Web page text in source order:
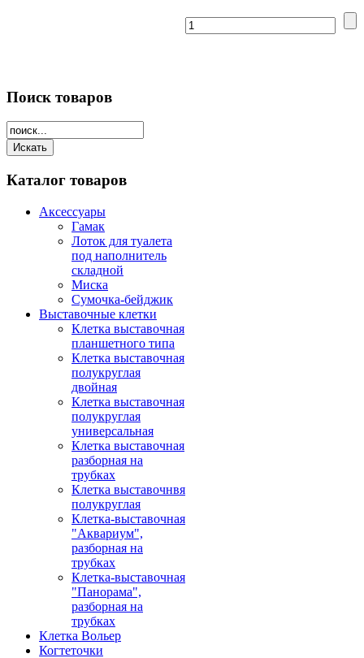
Поиск товаров
Каталог товаров
Аксессуары
Гамак
Лоток для туалета
под наполнитель
складной
Миска
Сумочка-бейджик
Выставочные клетки
Клетка выставочная
планшетного типа
Клетка выставочная
полукруглая
двойная
Клетка выставочная
полукруглая
универсальная
Клетка выставочная
разборная на
трубках
Клетка выставочнвя
полукруглая
Клетка-выставочная
"Аквариум",
разборная на
трубках
Клетка-выставочная
"Панорама",
разборная на
трубках
Клетка Вольер
Когтеточки